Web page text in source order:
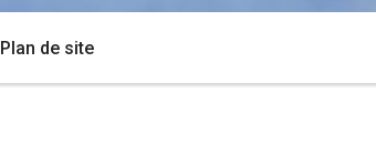
Plan de site